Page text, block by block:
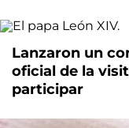
Lanzaron un
oficial de la
participar